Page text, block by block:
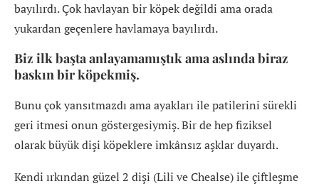
bayılırdı. Çok havlayan bir köpek değildi ama orada
yukardan geçenlere havlamaya bayılırdı.
Biz ilk başta anlayamamıştık ama aslında biraz
baskın bir köpekmiş.
Bunu çok yansıtmazdı ama ayakları ile patilerini sürekli
geri itmesi onun göstergesiymiş. Bir de hep fiziksel
olarak büyük dişi köpeklere imkânsız aşklar duyardı.
Kendi ırkından güzel 2 dişi (Lili ve Chealse) ile çiftleşme